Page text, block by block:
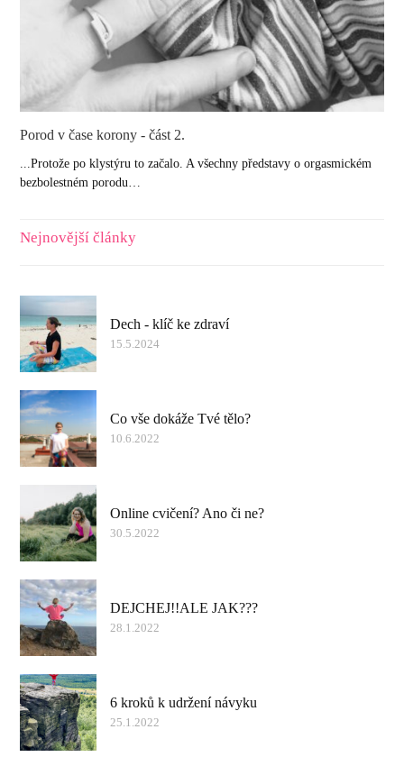
Porod v čase korony - část 2.
...Protože po klystýru to začalo. A všechny představy o orgasmickém
bezbolestném porodu…
Nejnovější články
Dech - klíč ke zdraví
15.5.2024
Co vše dokáže Tvé tělo?
10.6.2022
Online cvičení? Ano či ne?
30.5.2022
DEJCHEJ!!ALE JAK???
28.1.2022
6 kroků k udržení návyku
25.1.2022